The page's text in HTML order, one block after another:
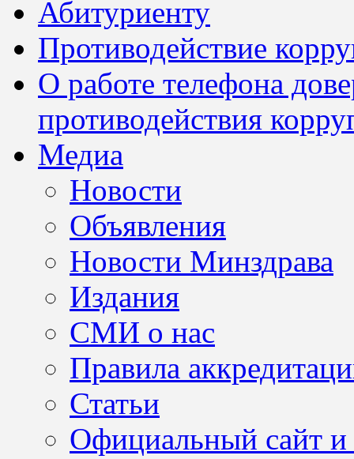
Абитуриенту
Противодействие
О работе телефона
противодействия
Медиа
Новости
Объявления
Новости Минздрава
Издания
СМИ о нас
Правила
Статьи
Официальный сайт